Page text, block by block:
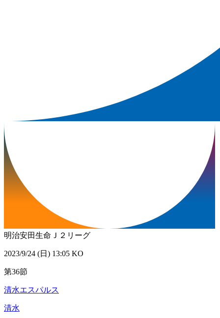
明治安田生命Ｊ２リーグ
2023/9/24 (日) 13:05 KO
第36節
清水エスパルス
清水